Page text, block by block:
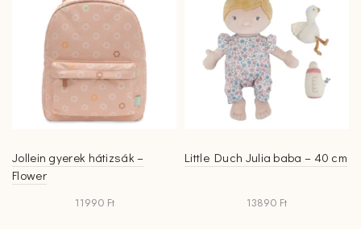
Jollein gyerek hátizsák –
Flower
11990 Ft
Little Duch Julia baba – 40 cm
13890 Ft